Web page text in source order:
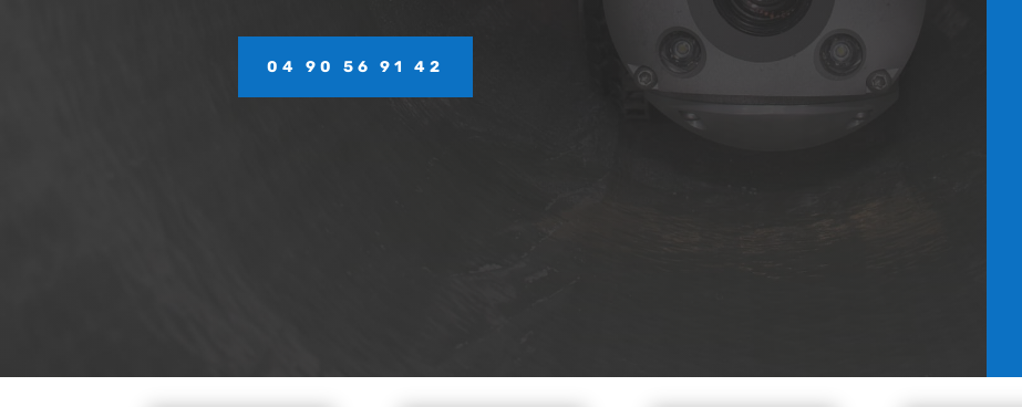
04 90 56 91 42